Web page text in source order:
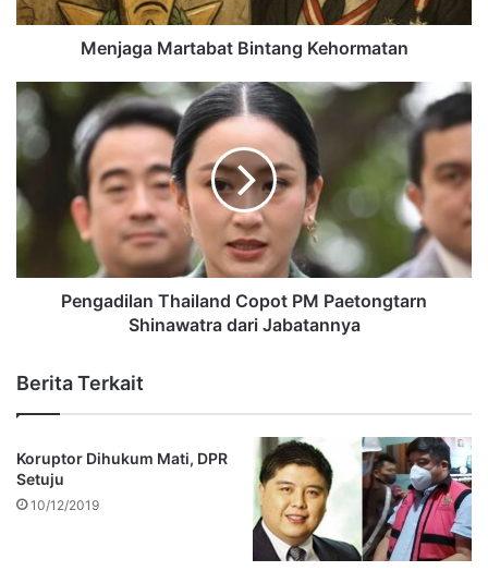
Menjaga Martabat Bintang Kehormatan
Pengadilan Thailand Copot PM Paetongtarn
Shinawatra dari Jabatannya
Berita Terkait
Koruptor Dihukum Mati, DPR
Setuju
10/12/2019